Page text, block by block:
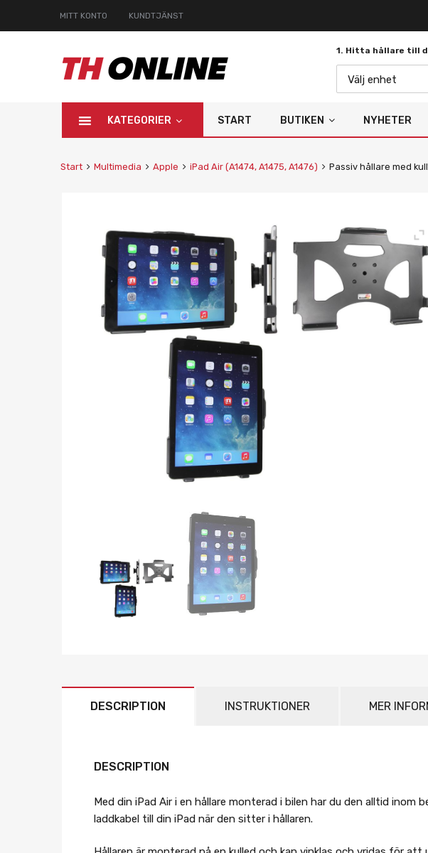
MITT KONTO KUNDTJÄNST
1. Hitta hållare till
Välj enhet
KATEGORIER START BUTIKEN NYHETER
Start Multimedia Apple iPad Air (A1474, A1475, A1476) Passiv hållare med
DESCRIPTION INSTRUKTIONER MER
DESCRIPTION
Med din iPad Air i en hållare monterad i bilen har du den alltid
laddkabel till din iPad när den sitter i hållaren.